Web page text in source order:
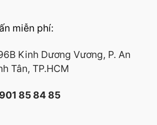
miễn phí:
Kinh Dương Vương, P. An
Tân, TP.HCM
85 84 85